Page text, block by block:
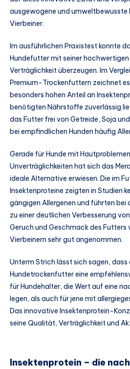
ausgewogene und umweltbewusste
Vierbeiner.
Im ausführlichen Praxistest konnte
Hundefutter mit seiner
Verträglichkeit überzeugen. Im
Premium-Trockenfuttern zeichnet
besonders hohen Anteil an
benötigten Nährstoffe zuverlässig
das Futter frei von Getreide, Soja
bei empfindlichen Hunden häufig
Gerade für Hunde mit
Unverträglichkeiten hat sich das
ideale Alternative erwiesen. Die im
Insektenproteine zeigten in Studien
gängigen Allergenen und führten bei
zu einer deutlichen Verbesserung
Geruch und Geschmack des Futters
Vierbeinern sehr gut angenommen.
Unterm Strich lässt sich sagen, dass
Hundetrockenfutter eine
für Hundehalter, die Wert auf eine
legen, als auch für jene mit
Das innovative Insektenprotein-
seine Qualität, Verträglichkeit und
Insektenprotein – die